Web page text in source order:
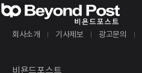
회사소개 기사제보 광고문의
비욘드포스트